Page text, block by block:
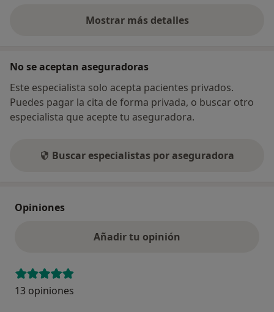
Mostrar más detalles
sobre la dirección
No se aceptan aseguradoras
Este especialista solo acepta pacientes privados.
Puedes pagar la cita de forma privada, o buscar otro
especialista que acepte tu aseguradora.
Buscar especialistas por aseguradora
Opiniones
Añadir tu opinión
13 opiniones